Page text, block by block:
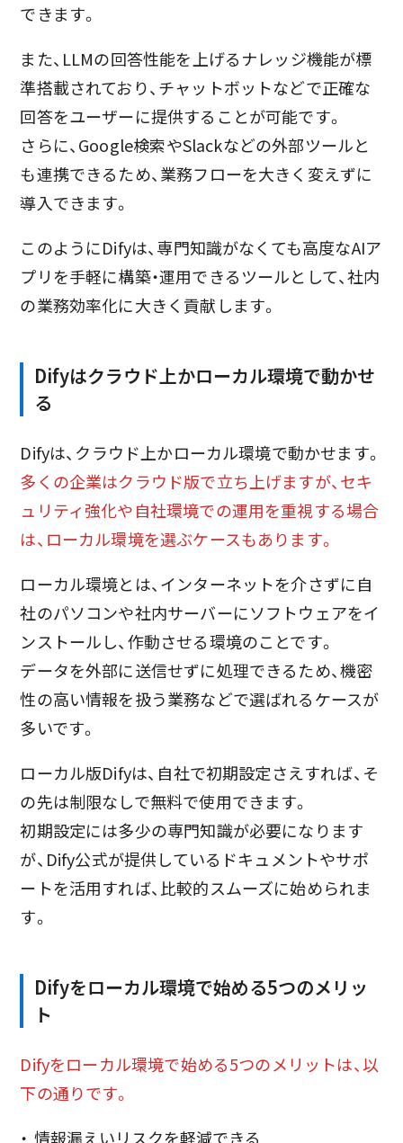
できます。
また、LLMの回答性能を上げるナレッジ機能が標
準搭載されており、チャットボットなどで正確な
回答をユーザーに提供することが可能です。
さらに、Google検索やSlackなどの外部ツールと
も連携できるため、業務フローを大きく変えずに
導入できます。
このようにDifyは、専門知識がなくても高度なAIア
プリを手軽に構築・運用できるツールとして、社内
の業務効率化に大きく貢献します。
Difyはクラウド上かローカル環境で動かせ
る
Difyは、クラウド上かローカル環境で動かせます。
多くの企業はクラウド版で立ち上げますが、セキ
ュリティ強化や自社環境での運用を重視する場合
は、ローカル環境を選ぶケースもあります。
ローカル環境とは、インターネットを介さずに自
社のパソコンや社内サーバーにソフトウェアをイ
ンストールし、作動させる環境のことです。
データを外部に送信せずに処理できるため、機密
性の高い情報を扱う業務などで選ばれるケースが
多いです。
ローカル版Difyは、自社で初期設定さえすれば、そ
の先は制限なしで無料で使用できます。
初期設定には多少の専門知識が必要になります
が、Dify公式が提供しているドキュメントやサポ
ートを活用すれば、比較的スムーズに始められま
す。
Difyをローカル環境で始める5つのメリッ
ト
Difyをローカル環境で始める5つのメリットは、以
下の通りです。
情報漏えいリスクを軽減できる